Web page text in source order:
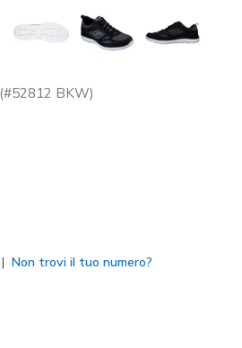
(#52812 BKW)
Non trovi il tuo numero?